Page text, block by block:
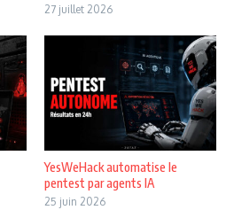
27 juillet 2026
YesWeHack automatise le
pentest par agents IA
25 juin 2026